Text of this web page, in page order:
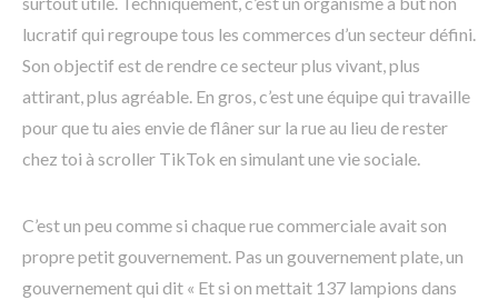
lucratif qui regroupe tous les commerces d’un secteur défini.
Son objectif est de rendre ce secteur plus vivant, plus
attirant, plus agréable. En gros, c’est une équipe qui travaille
pour que tu aies envie de flâner sur la rue au lieu de rester
chez toi à scroller TikTok en simulant une vie sociale.
C’est un peu comme si chaque rue commerciale avait son
propre petit gouvernement. Pas un gouvernement plate, un
gouvernement qui dit « Et si on mettait 137 lampions dans